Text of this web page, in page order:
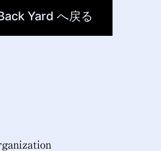
Yard へ戻る